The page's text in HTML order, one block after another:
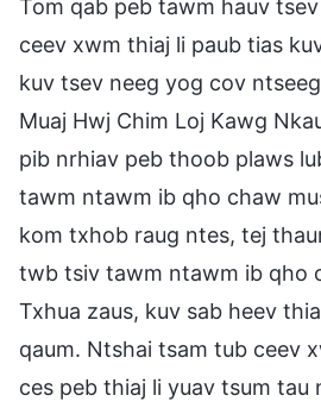
Tom qab peb tawm hauv
ceev xwm thiaj li paub tias
kuv tsev neeg yog cov
Muaj Hwj Chim Loj Kawg
pib nrhiav peb thoob plaws
tawm ntawm ib qho chaw
kom txhob raug ntes, tej
twb tsiv tawm ntawm ib qho
Txhua zaus, kuv sab heev
qaum. Ntshai tsam tub ceev
ces peb thiaj li yuav tsum tau